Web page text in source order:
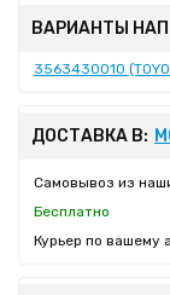
ВАРИАНТЫ
3563430010
ДОСТАВКА В:
Самовывоз из
Бесплатно
Курьер по вашему